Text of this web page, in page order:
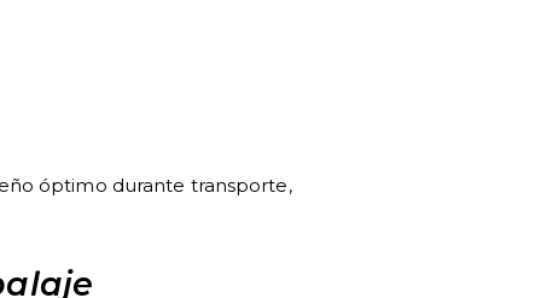
óptimo durante transporte,